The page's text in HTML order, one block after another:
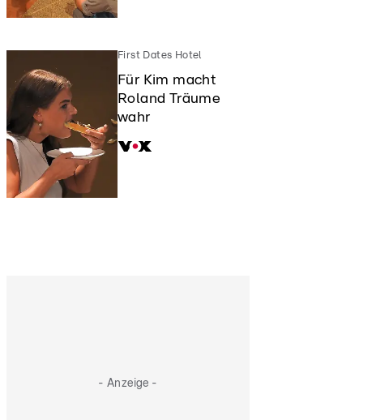
First Dates Hotel
Für Kim macht
Roland Träume
wahr
- Anzeige -